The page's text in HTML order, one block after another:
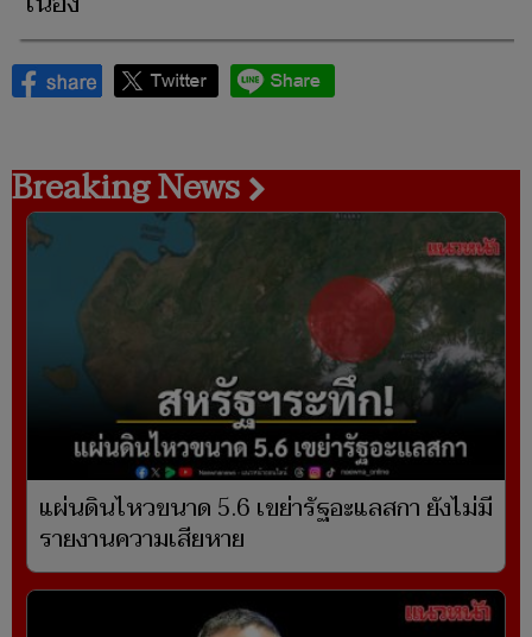
Breaking News
แผ่นดินไหวขนาด 5.6 เขย่ารัฐอะแลสกา ยังไม่มี
รายงานความเสียหาย